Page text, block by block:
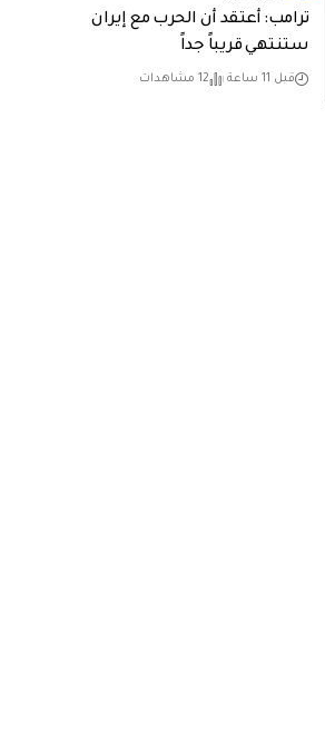
‏ترامب: أعتقد أن الحرب مع إيران
ستنتهي قريباً جداً
قبل 11 ساعة 12 مشاهدات